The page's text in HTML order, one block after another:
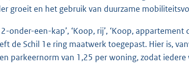
groeit en het gebruik van duurzame
onder-een-kap’, ‘Koop, rij’, ‘Koop, appartement
de Schil 1e ring maatwerk toegepast. Hier is,
parkeernorm van 1,25 per woning, zodat